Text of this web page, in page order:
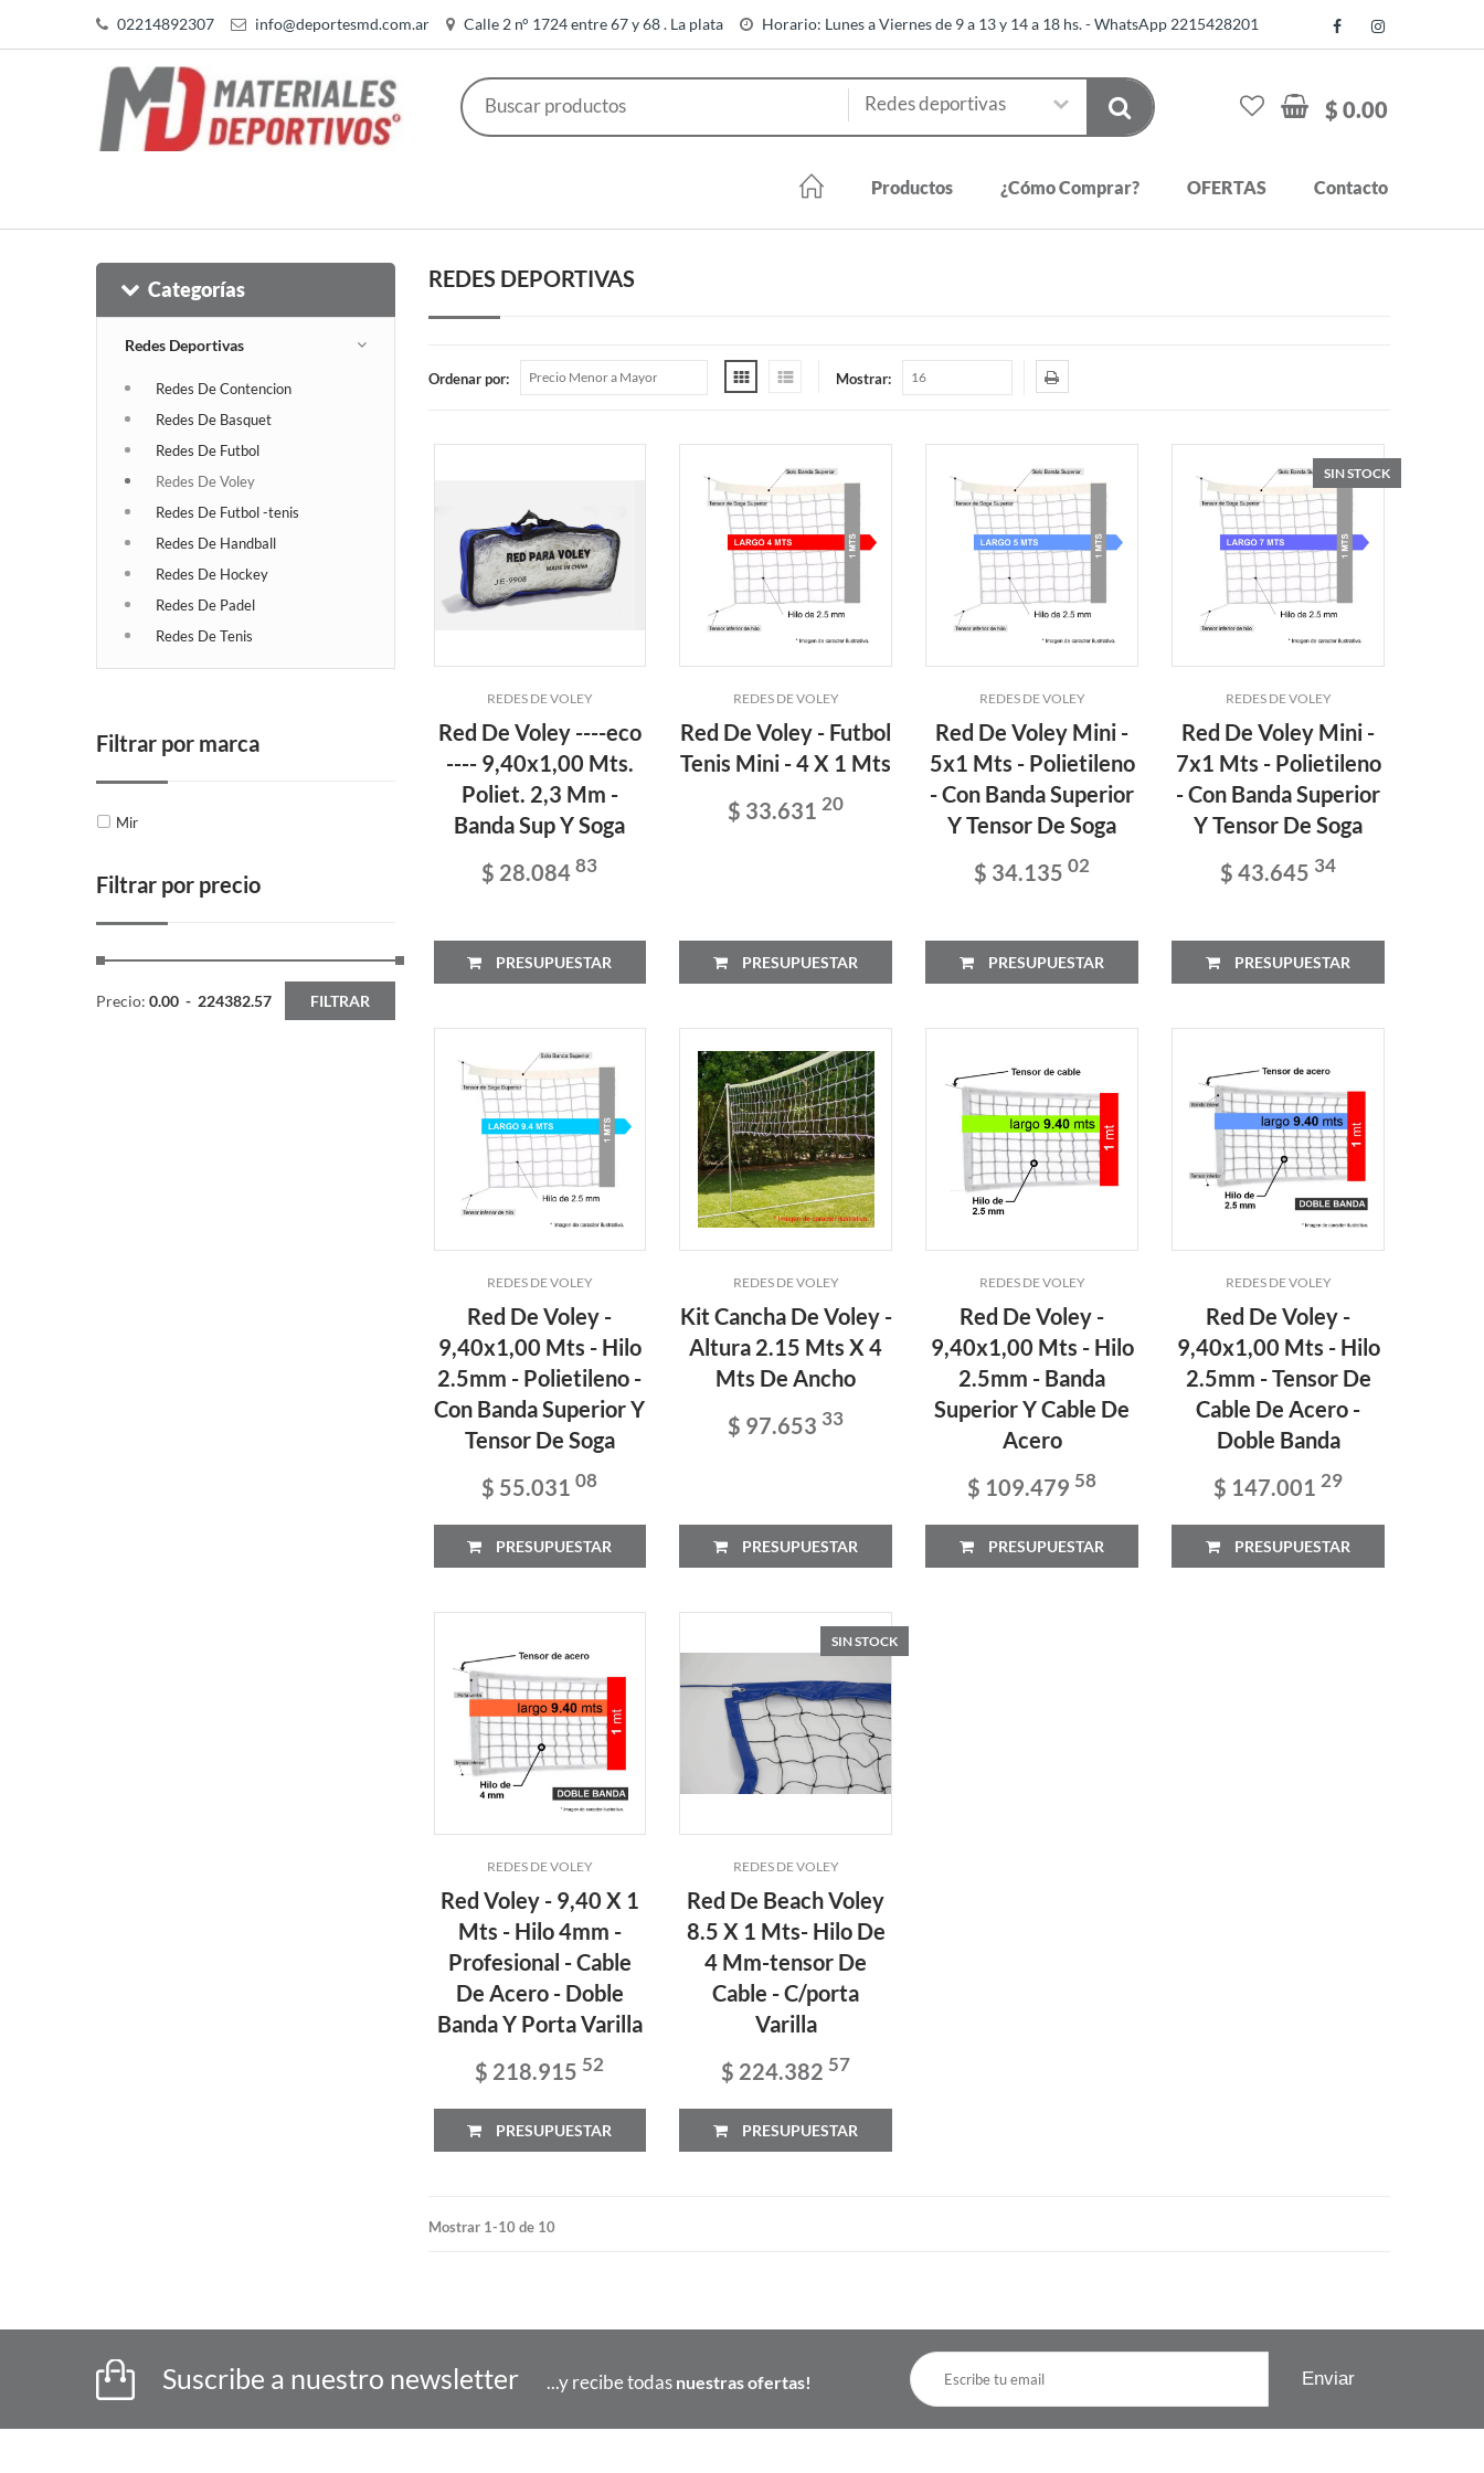
02214892307 info@deportesmd.com.ar Calle 2 n° 1724 entre 67 y 68 . La plata Horario: Lunes a Viernes de 9 a 13 y 14 a 18 hs. - WhatsApp 2215428201
$ 0.00
Productos ¿Cómo Comprar? OFERTAS Contacto
Categorías
Redes Deportivas
Redes De Contencion
Redes De Basquet
Redes De Futbol
Redes De Voley
Redes De Futbol -tenis
Redes De Handball
Redes De Hockey
Redes De Padel
Redes De Tenis
Filtrar por marca
Mir
Filtrar por precio
Precio: 0.00 - 224382.57 FILTRAR
REDES DEPORTIVAS
Ordenar por: Mostrar:
REDES DE VOLEY
Red De Voley ----eco
---- 9,40x1,00 Mts.
Poliet. 2,3 Mm -
Banda Sup Y Soga
$ 28.08483
PRESUPUESTAR
REDES DE VOLEY
Red De Voley - Futbol
Tenis Mini - 4 X 1 Mts
$ 33.63120
PRESUPUESTAR
REDES DE VOLEY
Red De Voley Mini -
5x1 Mts - Polietileno
- Con Banda Superior
Y Tensor De Soga
$ 34.13502
PRESUPUESTAR
SIN STOCK
REDES DE VOLEY
Red De Voley Mini -
7x1 Mts - Polietileno
- Con Banda Superior
Y Tensor De Soga
$ 43.645 34
PRESUPUESTAR
REDES DE VOLEY
Red De Voley -
9,40x1,00 Mts - Hilo
2.5mm - Polietileno -
Con Banda Superior Y
Tensor De Soga
$ 55.03108
PRESUPUESTAR
REDES DE VOLEY
Kit Cancha De Voley -
Altura 2.15 Mts X 4
Mts De Ancho
$ 97.653 33
PRESUPUESTAR
REDES DE VOLEY
Red De Voley -
9,40x1,00 Mts - Hilo
2.5mm - Banda
Superior Y Cable De
Acero
$ 109.479 58
PRESUPUESTAR
REDES DE VOLEY
Red De Voley -
9,40x1,00 Mts - Hilo
2.5mm - Tensor De
Cable De Acero -
Doble Banda
$ 147.00129
PRESUPUESTAR
REDES DE VOLEY
Red Voley - 9,40 X 1
Mts - Hilo 4mm -
Profesional - Cable
De Acero - Doble
Banda Y Porta Varilla
$ 218.915 52
PRESUPUESTAR
SIN STOCK
REDES DE VOLEY
Red De Beach Voley
8.5 X 1 Mts- Hilo De
4 Mm-tensor De
Cable - C/porta
Varilla
$ 224.382 57
PRESUPUESTAR
Mostrar 1-10 de 10
Suscribe a nuestro newsletter ...y recibe todas nuestras ofertas!